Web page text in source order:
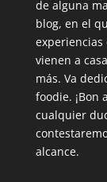
de alguna
blog, en el
experiencias
vienen a
más. Va
foodie. ¡Bon
cualquier
alcance.